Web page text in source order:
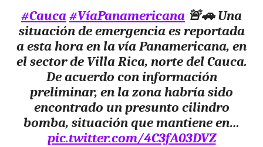
#Cauca#VíaPanamericana 🚨🚗 Una
situación de emergencia es reportada
a esta hora en la vía Panamericana, en
el sector de Villa Rica, norte del Cauca.
De acuerdo con información
preliminar, en la zona habría sido
encontrado un presunto cilindro
bomba, situación que mantiene en…
pic.twitter.com/4C3fA03DVZ